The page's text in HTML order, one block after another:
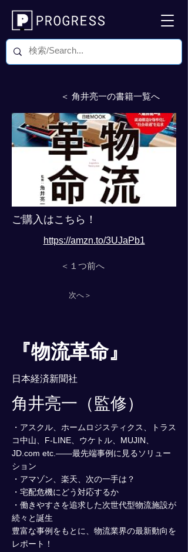
＜ 角井亮一の書籍一覧へ
ご購入はこちら！
https://amzn.to/3UJaPb1
＜１つ前へ
次へ＞
『物流革命』
日本経済新聞社
角井亮一（監修）
・アスクル、ホームロジスティクス、トラス
コ中山、F-LINE、ウケトル、MUJIN、
JD.com etc.――最先端事例に見るソリュー
ション
・アマゾン、楽天、次の一手は？
・宅配危機にどう対応するか
・働きやすさを追求した次世代型物流施設が
続々と誕生
豊富な事例をもとに、物流業界の最新動向を
レポート！